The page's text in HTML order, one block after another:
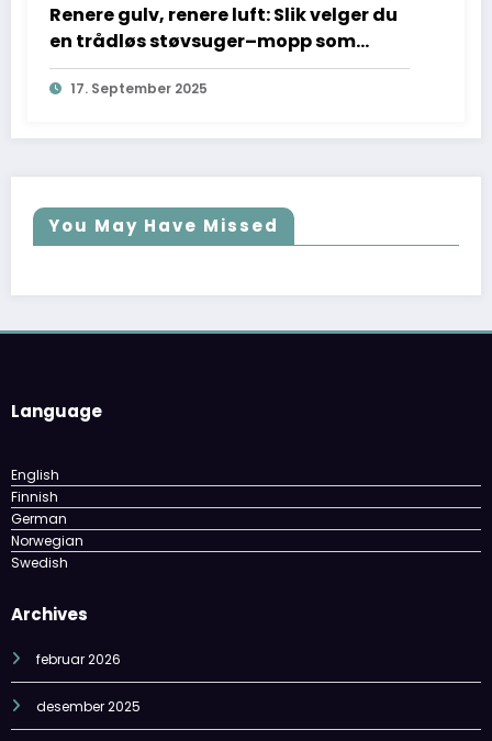
Renere gulv, renere luft: Slik velger du
en trådløs støvsuger–mopp som
virkelig sparer tid
17. September 2025
You May Have Missed
Language
English
Finnish
German
Norwegian
Swedish
Archives
februar 2026
desember 2025